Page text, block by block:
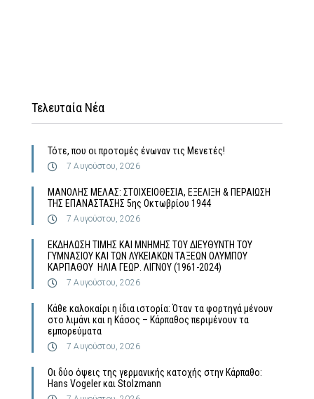
Τελευταία Νέα
Τότε, που οι προτομές ένωναν τις Μενετές!
7 Αυγούστου, 2026
MΑΝΟΛΗΣ ΜΕΛΑΣ: ΣΤΟΙΧΕΙΟΘΕΣΙΑ, ΕΞΕΛΙΞΗ & ΠΕΡΑΙΩΣΗ
ΤΗΣ ΕΠΑΝΑΣΤΑΣΗΣ 5ης Οκτωβρίου 1944
7 Αυγούστου, 2026
ΕΚΔΗΛΩΣΗ ΤΙΜΗΣ ΚΑΙ ΜΝΗΜΗΣ ΤΟΥ ΔΙΕΥΘΥΝΤΗ ΤΟΥ
ΓΥΜΝΑΣΙΟΥ ΚΑΙ ΤΩΝ ΛΥΚΕΙΑΚΩΝ ΤΑΞΕΩΝ ΟΛΥΜΠΟΥ
ΚΑΡΠΑΘΟΥ ΗΛΙΑ ΓΕΩΡ. ΛΙΓΝΟΥ (1961-2024)
7 Αυγούστου, 2026
Κάθε καλοκαίρι η ίδια ιστορία: Όταν τα φορτηγά μένουν
στο λιμάνι και η Κάσος – Κάρπαθος περιμένουν τα
εμπορεύματα
7 Αυγούστου, 2026
Οι δύο όψεις της γερμανικής κατοχής στην Κάρπαθο:
Hans Vogeler και Stolzmann